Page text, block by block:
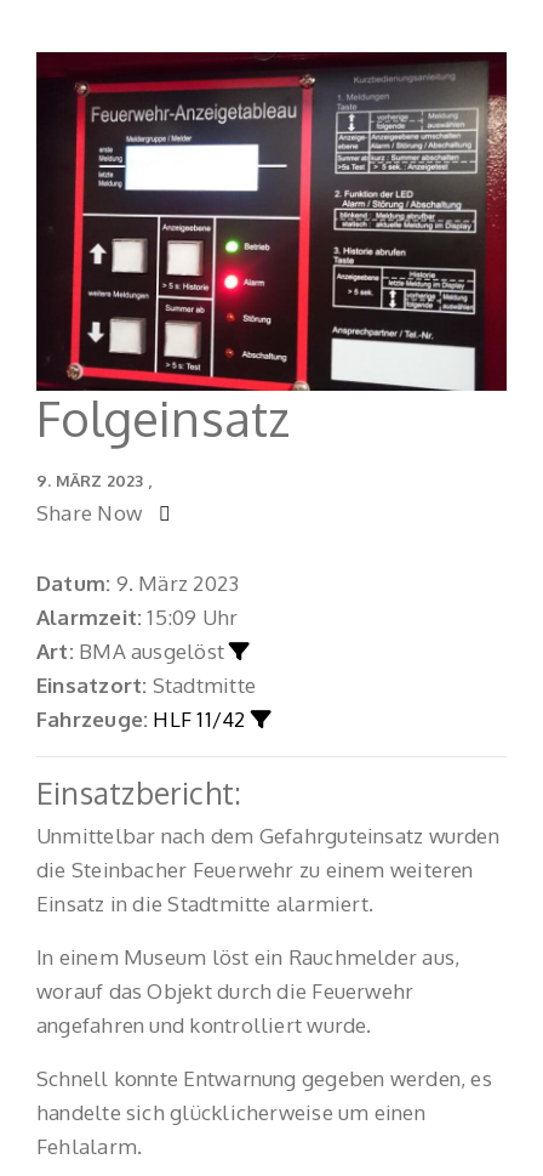
Folgeinsatz
9. MÄRZ 2023
Share Now
Datum: 9. März 2023
Alarmzeit:15:09 Uhr
Art:BMA ausgelöst
Einsatzort: Stadtmitte
Fahrzeuge: HLF 11/42
Einsatzbericht:
Unmittelbar nach dem Gefahrguteinsatz wurden
die Steinbacher Feuerwehr zu einem weiteren
Einsatz in die Stadtmitte alarmiert.
In einem Museum löst ein Rauchmelder aus,
worauf das Objekt durch die Feuerwehr
angefahren und kontrolliert wurde.
Schnell konnte Entwarnung gegeben werden, es
handelte sich glücklicherweise um einen
Fehlalarm.